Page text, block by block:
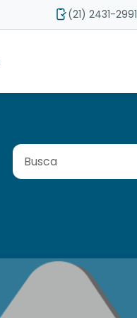
(21) 2431-2991